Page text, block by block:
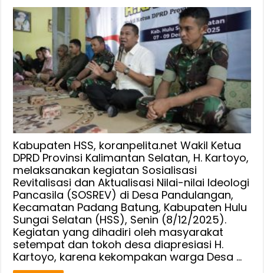
Laksanakan
Sosrev,
Waket
DPRD
Kalsel
H
Kartoyo
:
Dari
yang
Muda
sampai
Sepuh,
Warga
Pandulangan
Antusias
Ikuti
Sosialisasi
Pancasila
Kabupaten HSS, koranpelita.net Wakil Ketua
DPRD Provinsi Kalimantan Selatan, H. Kartoyo,
melaksanakan kegiatan Sosialisasi
Revitalisasi dan Aktualisasi Nilai-nilai Ideologi
Pancasila (SOSREV) di Desa Pandulangan,
Kecamatan Padang Batung, Kabupaten Hulu
Sungai Selatan (HSS), Senin (8/12/2025).
Kegiatan yang dihadiri oleh masyarakat
setempat dan tokoh desa diapresiasi H.
Kartoyo, karena kekompakan warga Desa …